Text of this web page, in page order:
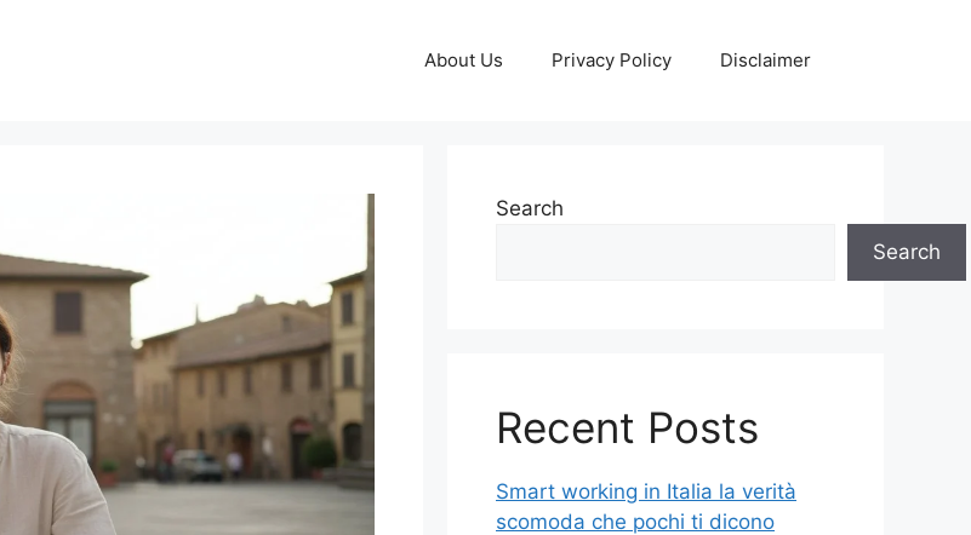
About Us Privacy Policy Disclaimer
Search
Search
Recent Posts
Smart working in Italia la verità
scomoda che pochi ti dicono